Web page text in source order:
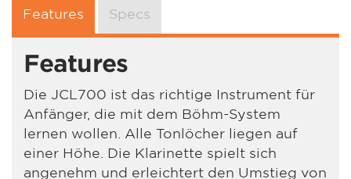
Features Specs
Features
Die JCL700 ist das richtige Instrument für
Anfänger, die mit dem Böhm-System
lernen wollen. Alle Tonlöcher liegen auf
einer Höhe. Die Klarinette spielt sich
angenehm und erleichtert den Umstieg von